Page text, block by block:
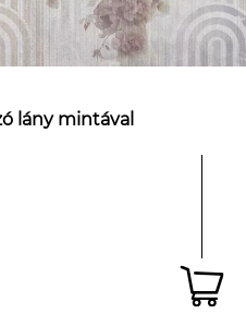
lány mintával